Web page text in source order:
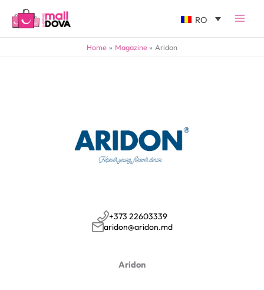
RO
Home Magazine Aridon
+373 22603339
aridon@aridon.md
Aridon